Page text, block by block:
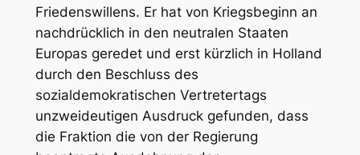
Friedenswillens. Er hat von Kriegsbeginn an
nachdrücklich in den neutralen Staaten
Europas geredet und erst kürzlich in Holland
durch den Beschluss des
sozialdemokratischen Vertretertags
unzweideutigen Ausdruck gefunden, dass
die Fraktion die von der Regierung